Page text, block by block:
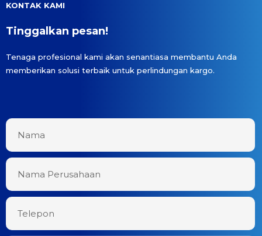
KONTAK KAMI
Tinggalkan pesan!
Tenaga profesional kami akan senantiasa membantu Anda
memberikan solusi terbaik untuk perlindungan kargo.